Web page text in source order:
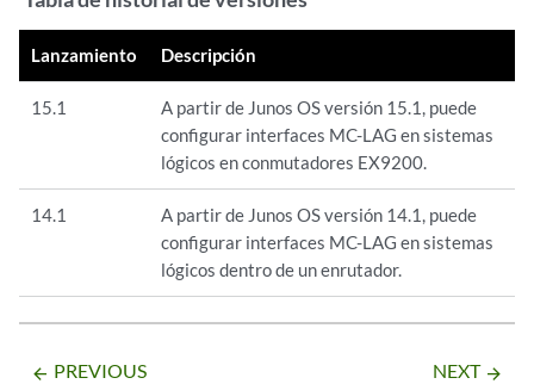
Lanzamiento Descripción
15.1
A partir de Junos OS versión 15.1, puede
configurar interfaces MC-LAG en sistemas
lógicos en conmutadores EX9200.
14.1
A partir de Junos OS versión 14.1, puede
configurar interfaces MC-LAG en sistemas
lógicos dentro de un enrutador.
arrow_backward PREVIOUS NEXT arrow_forward